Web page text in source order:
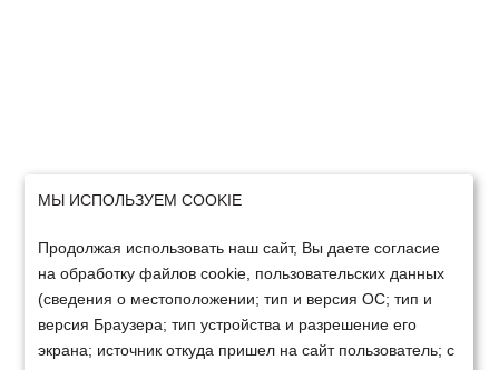
МЫ ИСПОЛЬЗУЕМ COOKIE
Продолжая использовать наш сайт, Вы даете согласие
на обработку файлов cookie, пользовательских данных
(сведения о местоположении; тип и версия ОС; тип и
версия Браузера; тип устройства и разрешение его
экрана; источник откуда пришел на сайт пользователь; с